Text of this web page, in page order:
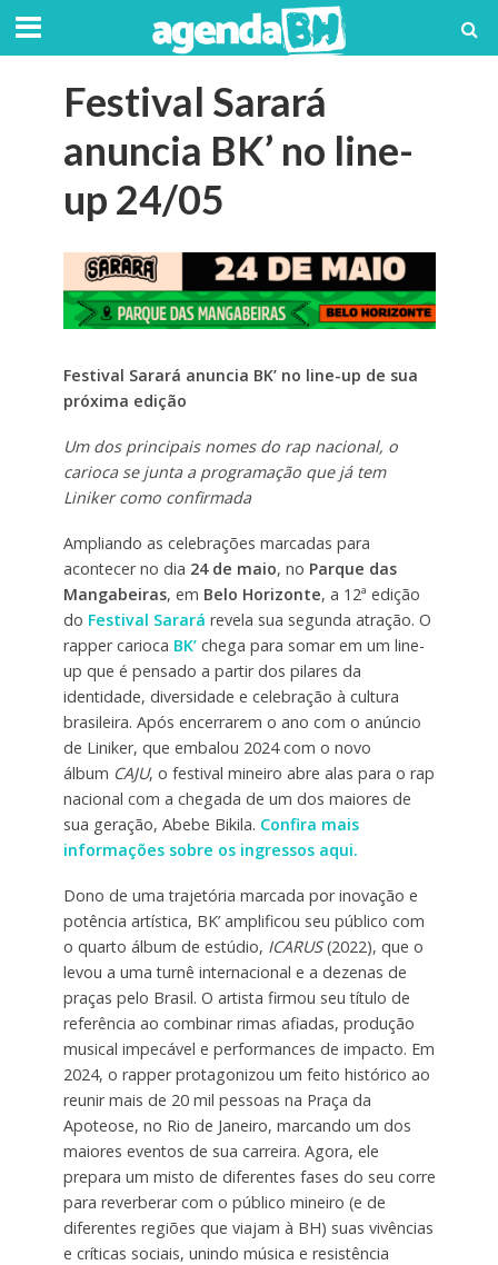
Festival Sarará
anuncia BK’ no line-
up 24/05
Festival Sarará anuncia BK’ no line-up de sua
próxima edição
Um dos principais nomes do rap nacional, o
carioca se junta a programação que já tem
Liniker como confirmada
Ampliando as celebrações marcadas para
acontecer no dia 24 de maio, no Parque das
Mangabeiras, em Belo Horizonte, a 12ª edição
do Festival Sarará revela sua segunda atração. O
rapper carioca BK’chega para somar em um line-
up que é pensado a partir dos pilares da
identidade, diversidade e celebração à cultura
brasileira. Após encerrarem o ano com o anúncio
de Liniker, que embalou 2024 com o novo
álbum CAJU, o festival mineiro abre alas para o rap
nacional com a chegada de um dos maiores de
sua geração, Abebe Bikila. Confira mais
informações sobre os ingressos aqui.
Dono de uma trajetória marcada por inovação e
potência artística, BK’ amplificou seu público com
o quarto álbum de estúdio, ICARUS(2022), que o
levou a uma turnê internacional e a dezenas de
praças pelo Brasil. O artista firmou seu título de
referência ao combinar rimas afiadas, produção
musical impecável e performances de impacto. Em
2024, o rapper protagonizou um feito histórico ao
reunir mais de 20 mil pessoas na Praça da
Apoteose, no Rio de Janeiro, marcando um dos
maiores eventos de sua carreira. Agora, ele
prepara um misto de diferentes fases do seu corre
para reverberar com o público mineiro (e de
diferentes regiões que viajam à BH) suas vivências
e críticas sociais, unindo música e resistência